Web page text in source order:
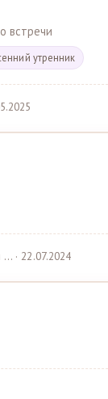
встречи
утренник
· 22.07.2024